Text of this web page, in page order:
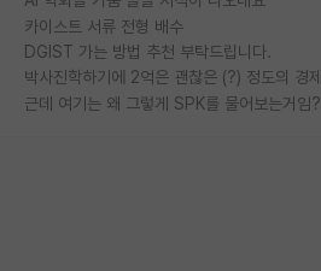
카이스트 서류 전형 배수
DGIST 가는 방법 추천 부탁드립니다.
근데 여기는 왜 그렇게 SPK를 물어보는거임?